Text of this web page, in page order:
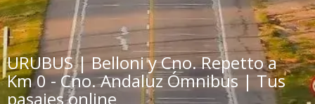
URUBUS | Belloni y Cno. Repetto a
Km 0 - Cno. Andaluz Ómnibus | Tus
pasajes online